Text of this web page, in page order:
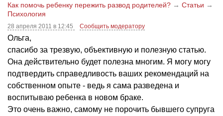
Как помочь ребенку пережить развод родителей? → Статьи →
Психология
28 апреля 2011 в 12:45 Сообщить модератору
Ольга,
спасибо за трезвую, объективную и полезную статью.
Она действительно будет полезна многим. Я могу могу
подтвердить справедливость ваших рекомендаций на
собственном опыте - ведь я сама разведена и
воспитываю ребенка в новом браке.
Это очень важно, самому не порочить бывшего супруга